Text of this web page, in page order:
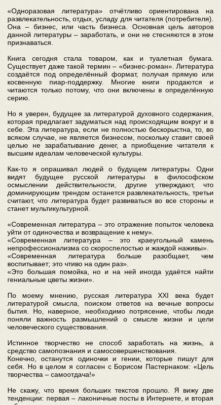
«Одноразовая литература» отчётливо ориентирована на
развлекательность, отдых, усладу для читателя (потребителя).
Она – бизнес, или часть бизнеса. Основная цель авторов
данной литературы – заработать, и они не стесняются в этом
признаваться.
Книга сегодня стала товаром, как и туалетная бумага.
Существует даже такой термин – «бизнес-роман». Литература
создаётся под определённый формат, получая прямую или
косвенную пиар-поддержку. Многие книги продаются и
читаются только потому, что они включены в определённую
серию.
Но я уверен, будущее за литературой духовного содержания,
которая предлагает задуматься над происходящим вокруг и в
себе. Эта литература, если не полностью бескорыстна, то, во
всяком случае, не является бизнесом, поскольку ставит своей
целью не зарабатывание денег, а приобщение читателя к
высшим идеалам человеческой культуры.
Как-то я опрашивал людей о будущем литературы. Одни
видят будущее русской литературы в философском
осмыслении действительности, другие утверждают, что
доминирующим трендом останется развлекательность, третьи
считают, что литература будет развиваться во все стороны и
станет мультикультурной.
«Современная литература – это отражение попыток человека
уйти от одиночества и возвращение к нему».
«Современная литература – это краеугольный камень
непрофессионализма со скороспелостью и жаждой наживы».
«Современная литература больше разобщает, чем
воспитывает; это чтиво на один раз».
«Это большая помойка, но и на ней иногда удаётся найти
гениальные цветы жизни».
По моему мнению, русская литература XXI века будет
литературой смысла, поиском ответов на вечные вопросы
бытия. Но, наверное, необходимо потрясение, чтобы люди
поняли важность размышлений о смысле жизни и цели
человеческого существования.
Истинное творчество не способ заработать на жизнь, а
средство самопознания и самосовершенствования.
Конечно, останутся одиночки и гении, которые пишут для
себя. Но в целом я согласен с Борисом Пастернаком: «Цель
творчества – самоотдача!»
Не скажу, что время больших текстов прошло. Я вижу две
тенденции: первая – лаконичные посты в Интернете, и вторая